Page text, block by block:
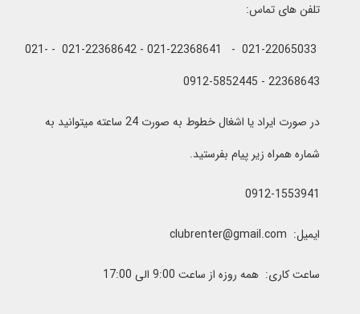
تلفن های تماس:
021-22065033 - 021-22368641 - 021-22368642 - 021-
22368643 - 0912-5852445
در صورت ایراد یا اشغال خطوط به صورت 24 ساعته میتوانید به
شماره همراه زیر پیام بفرستید.
0912-1553941
ایمیل: clubrenter@gmail.com
ساعت کاری: همه روزه از ساعت 9:00 الی 17:00